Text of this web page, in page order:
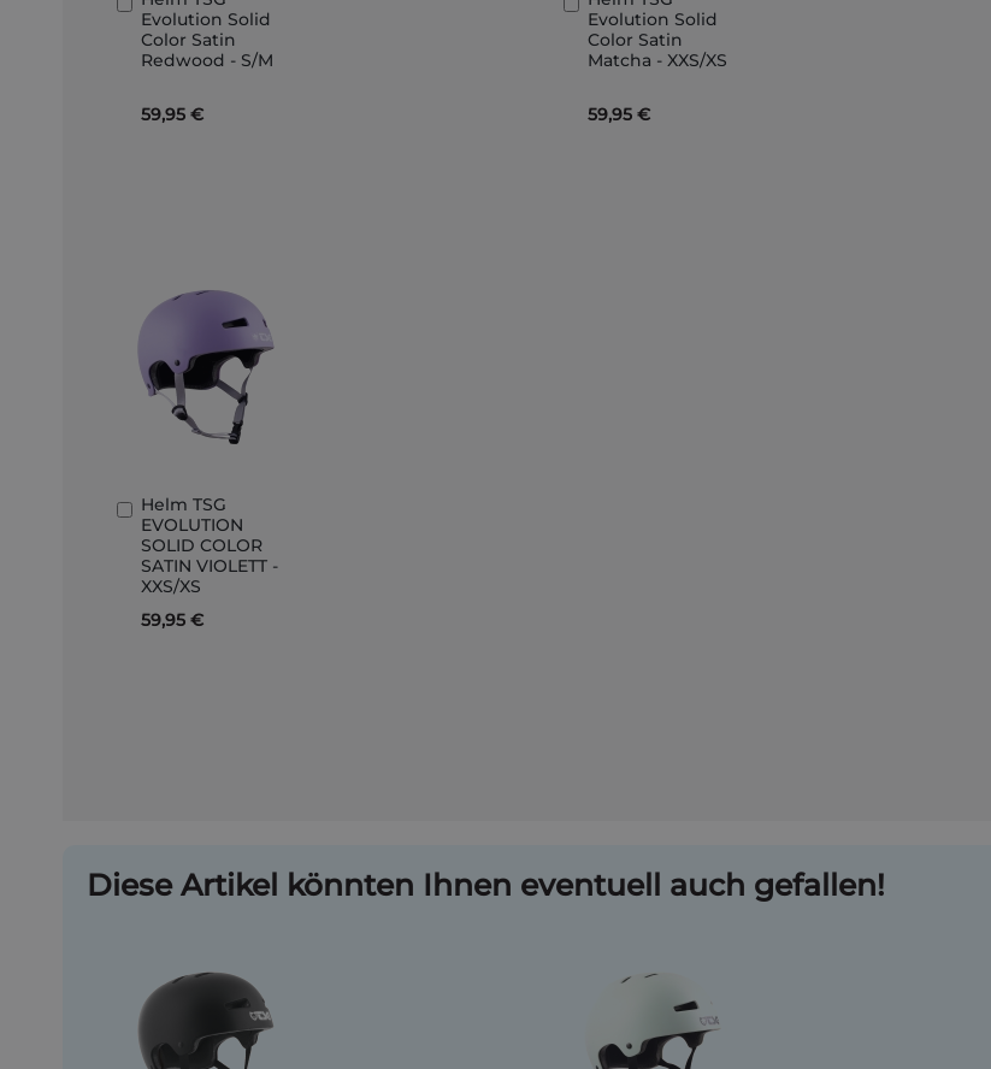
Evolution Solid
Color Satin
Redwood - S/M
59,95 €
den
Warenkorb
Evolution Solid
Color Satin
Matcha - XXS/XS
59,95 €
den
Warenkorb
Helm TSG
EVOLUTION
SOLID COLOR
SATIN VIOLETT -
XXS/XS
59,95 €
In
den
Warenkorb
Diese Artikel könnten Ihnen eventuell auch gefallen!